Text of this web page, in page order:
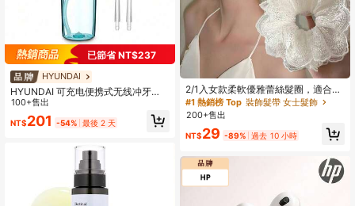
已節省 NT$237
HYUNDAI
HYUNDAI 可充电便携式无线冲牙
器，电动牙线，3种模式，4个喷嘴，
适合家庭口腔护理
100+售出
NT$201 -54% 最後 2 天
2/1入女款柔軟優雅蕾絲髮圈，適合搭
配洋裝、日常穿著，春夏波希米亞風
髮飾
#1 熱銷榜 Top 裝飾髮帶 女士髮飾
200+售出
NT$29 -89% 過去 10 小時